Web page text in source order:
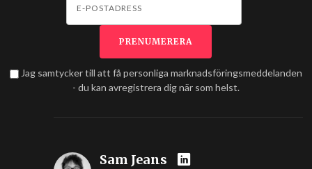
Jag samtycker till att få personliga marknadsföringsmeddelanden
- du kan avregistrera dig när som helst.
Sam Jeans